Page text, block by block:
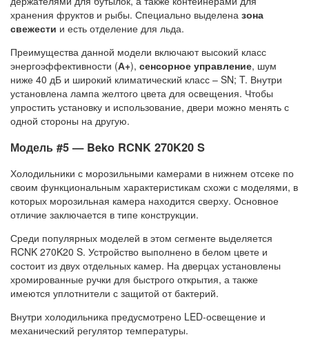
хранения фруктов и рыбы. Специально выделена зона
свежести и есть отделение для льда.
Преимущества данной модели включают высокий класс
энергоэффективности (А+), сенсорное управление, шум
ниже 40 дБ и широкий климатический класс – SN; T. Внутри
установлена лампа желтого цвета для освещения. Чтобы
упростить установку и использование, двери можно менять с
одной стороны на другую.
Модель #5 — Beko RCNK 270K20 S
Холодильники с морозильными камерами в нижнем отсеке по
своим функциональным характеристикам схожи с моделями, в
которых морозильная камера находится сверху. Основное
отличие заключается в типе конструкции.
Среди популярных моделей в этом сегменте выделяется
RCNK 270K20 S. Устройство выполнено в белом цвете и
состоит из двух отдельных камер. На дверцах установлены
хромированные ручки для быстрого открытия, а также
имеются уплотнители с защитой от бактерий.
Внутри холодильника предусмотрено LED-освещение и
механический регулятор температуры.